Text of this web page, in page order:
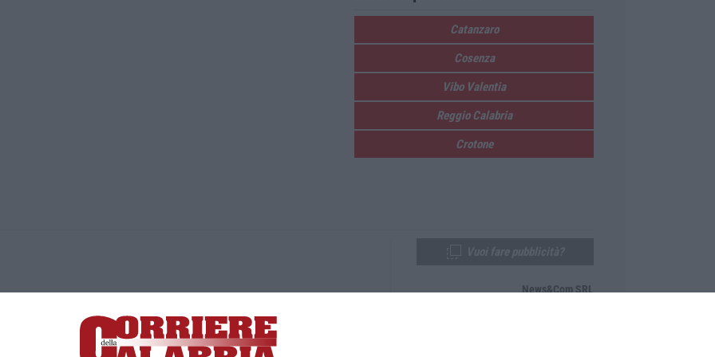
Catanzaro
Cosenza
Vibo Valentia
Reggio Calabria
Crotone
Lamezia Terme (CZ)
responsabile Paola Militano |Privacy
News&Com SRL